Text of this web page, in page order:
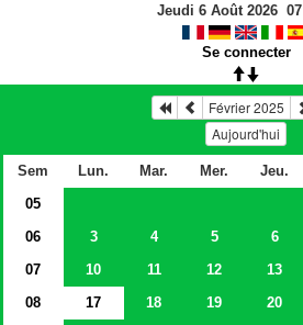
Jeudi 6 Août 2026 07
Se connecter
Février 2025
Aujourd'hui
Sem Lun. Mar. Mer. Jeu.
05
06
3 4 5 6
07
10 11 12 13
08
17 18 19 20